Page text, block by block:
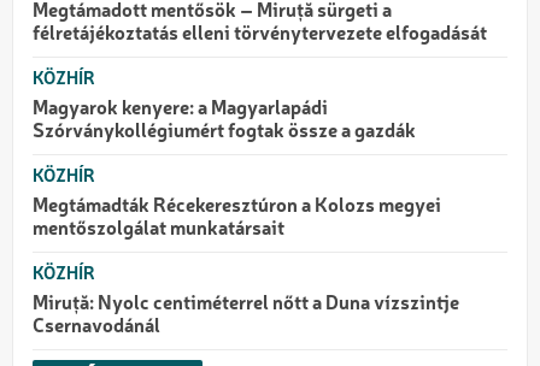
Megtámadott mentősök – Miruță sürgeti a
félretájékoztatás elleni törvénytervezete elfogadását
KÖZHÍR
Magyarok kenyere: a Magyarlapádi
Szórványkollégiumért fogtak össze a gazdák
KÖZHÍR
Megtámadták Récekeresztúron a Kolozs megyei
mentőszolgálat munkatársait
KÖZHÍR
Miruță: Nyolc centiméterrel nőtt a Duna vízszintje
Csernavodánál